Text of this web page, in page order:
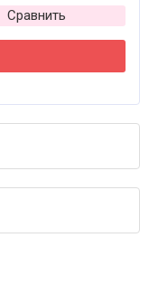
Сравнить